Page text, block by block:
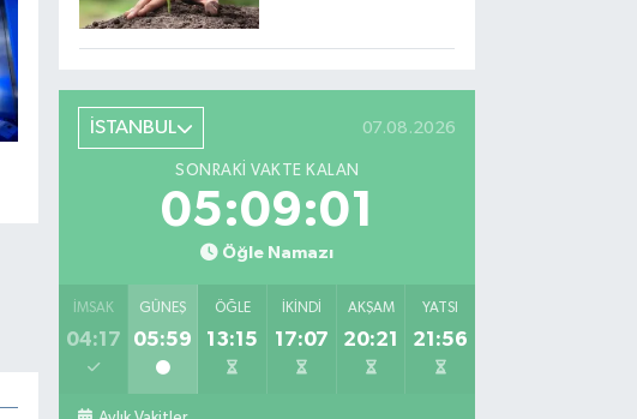
İSTANBUL 07.08.2026
SONRAKI VAKTE KALAN
05:09:00
Öğle Namazı
İMSAK
04:17
GÜNEŞ
05:59
ÖĞLE
13:15
İKINDI
17:07
AKŞAM
20:21
YATSI
21:56